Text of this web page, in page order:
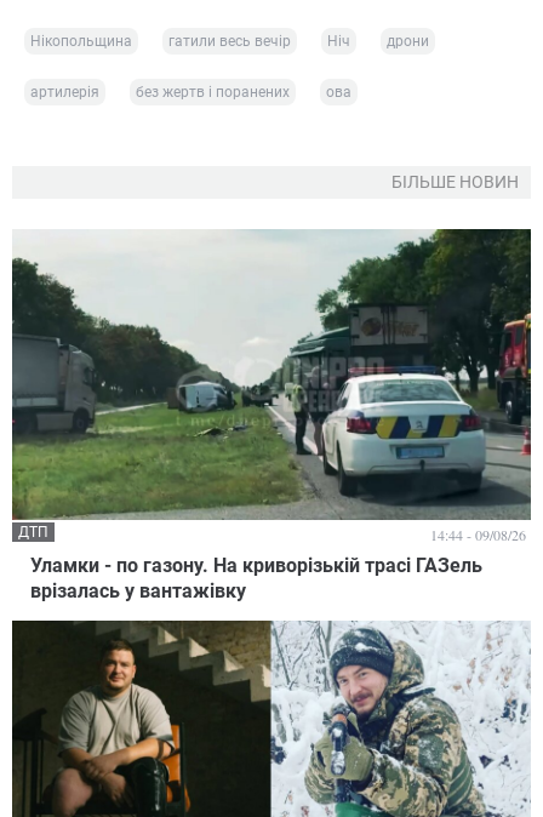
Нікопольщина гатили весь вечір Ніч дрони
артилерія без жертв і поранених ова
БІЛЬШЕ НОВИН
Уламки - по газону. На криворізькій трасі ГАЗель
врізалась у вантажівку
ДТП 14:44 - 09/08/26